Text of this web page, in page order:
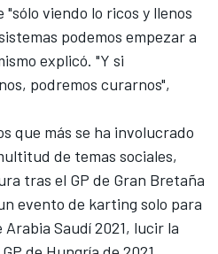
viendo lo ricos y llenos
podemos empezar a
explicó. "Y si
podremos curarnos",
que más se ha involucrado
de temas sociales,
tras el GP de Gran Bretaña
evento de karting solo para
Saudí 2021, lucir la